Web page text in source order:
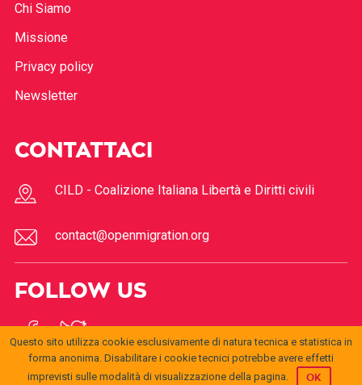
Chi Siamo
Missione
Privacy policy
Newsletter
CONTATTACI
CILD - Coalizione Italiana Libertà e Diritti civili
contact@openmigration.org
FOLLOW US
Questo sito utilizza cookie esclusivamente di natura tecnica e statistica in
forma anonima. Disabilitare i cookie tecnici potrebbe avere effetti
imprevisti sulle modalità di visualizzazione della pagina.
OK